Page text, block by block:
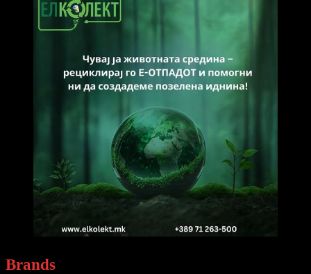
Brands